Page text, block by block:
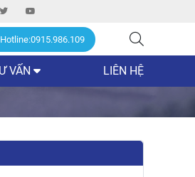
Hotline:0915.986.109
VẤN LIÊN HỆ